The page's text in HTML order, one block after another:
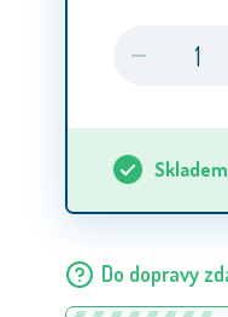
Skladem
Do dopravy